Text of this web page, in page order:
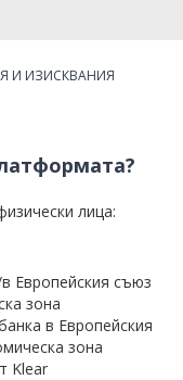
И ИЗИСКВАНИЯ
лица:
Европейския съюз
зона
в Европейския
зона
Klear